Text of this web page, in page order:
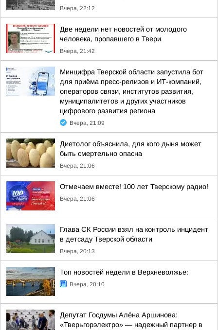
Вчера, 22:12
Две недели нет новостей от молодого
человека, пропавшего в Твери
Вчера, 21:42
Минцифра Тверской области запустила бот
для приёма пресс-релизов и ИТ-компаний,
операторов связи, институтов развития,
муниципалитетов и других участников
цифрового развития региона
Вчера, 21:09
Диетолог объяснила, для кого дыня может
быть смертельно опасна
Вчера, 21:06
Отмечаем вместе! 100 лет Тверскому радио!
Вчера, 21:06
Глава СК России взял на контроль инцидент
в детсаду Тверской области
Вчера, 20:13
Топ новостей недели в Верхневолжье:
Вчера, 20:10
Депутат Госдумы Алёна Аршинова:
«Тверьгорэлектро» — надежный партнер в